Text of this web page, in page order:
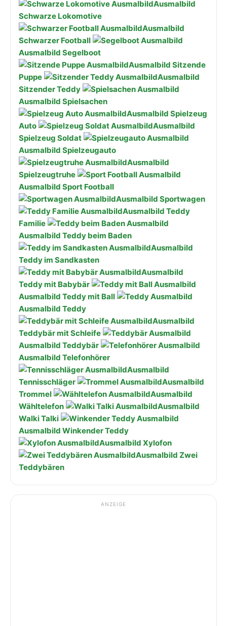
Ausmalbild
Schwarze Lokomotive
Ausmalbild
Schwarzer Football
Ausmalbild Segelboot
Ausmalbild Sitzende
Puppe
Ausmalbild
Sitzender Teddy
Ausmalbild Spielsachen
Ausmalbild Spielzeug
Auto
Ausmalbild
Spielzeug Soldat
Ausmalbild Spielzeugauto
Ausmalbild
Spielzeugtruhe
Ausmalbild Sport Football
Ausmalbild Sportwagen
Ausmalbild Teddy
Familie
Ausmalbild Teddy beim Baden
Ausmalbild
Teddy im Sandkasten
Ausmalbild
Teddy mit Babybär
Ausmalbild Teddy mit Ball
Ausmalbild Teddy
Ausmalbild
Teddybär mit Schleife
Ausmalbild Teddybär
Ausmalbild Telefonhörer
Ausmalbild
Tennisschläger
Ausmalbild
Trommel
Ausmalbild
Wähltelefon
Ausmalbild
Walki Talki
Ausmalbild Winkender Teddy
Ausmalbild Xylofon
Ausmalbild Zwei
Teddybären
ANZEIGE